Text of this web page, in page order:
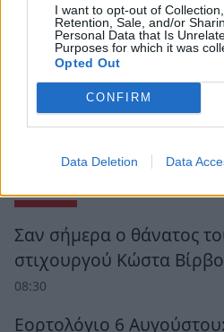
I want to opt-out of Collection,
Retention, Sale, and/or
Personal Data that Is
Purposes for which it was
Opted Out
CONFIRM
Data Deletion Data
Ροή Ειδήσεων
Σαν σήμερα ο θάνατος
στιχουργού Κώστα
08:30
Εορτολόγιο 6